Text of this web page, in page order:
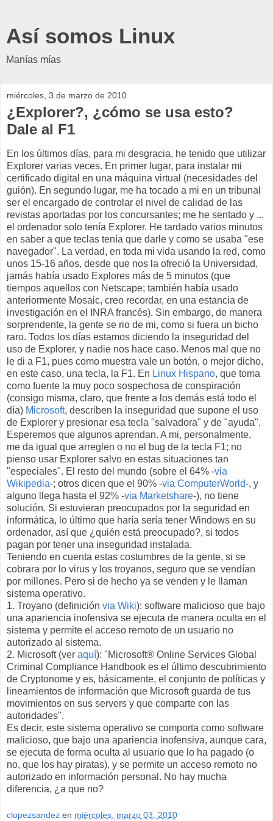
Así somos Linux
Manías mías
miércoles, 3 de marzo de 2010
¿Explorer?, ¿cómo se usa esto?
Dale al F1
En los últimos días, para mi desgracia, he tenido que utilizar
Explorer varias veces. En primer lugar, para instalar mi
certificado digital en una máquina virtual (necesidades del
guión). En segundo lugar, me ha tocado a mi en un tribunal
ser el encargado de controlar el nivel de calidad de las
revistas aportadas por los concursantes; me he sentado y ...
el ordenador solo tenía Explorer. He tardado varios minutos
en saber a que teclas tenía que darle y como se usaba "ese
navegador". La verdad, en toda mi vida usando la red, como
unos 15-16 años, desde que nos la ofreció la Universidad,
jamás había usado Explores más de 5 minutos (que
tiempos aquellos con Netscape; también había usado
anteriormente Mosaic, creo recordar, en una estancia de
investigación en el INRA francés). Sin embargo, de manera
sorprendente, la gente se rio de mi, como si fuera un bicho
raro. Todos los días estamos diciendo la inseguridad del
uso de Explorer, y nadie nos hace caso. Menos mal que no
le di a F1, pues como muestra vale un botón, o mejor dicho,
en este caso, una tecla, la F1. En Linux Hispano, que toma
como fuente la muy poco sospechosa de conspiración
(consigo misma, claro, que frente a los demás está todo el
día) Microsoft, describen la inseguridad que supone el uso
de Explorer y presionar esa tecla "salvadora" y de "ayuda".
Esperemos que algunos aprendan. A mi, personalmente,
me da igual que arreglen o no el bug de la tecla F1; no
pienso usar Explorer salvo en estas situaciones tan
"especiales". El resto del mundo (sobre el 64% -via
Wikipedia-; otros dicen que el 90% -via ComputerWorld-, y
alguno llega hasta el 92% -via Marketshare-), no tiene
solución. Si estuvieran preocupados por la seguridad en
informática, lo último que haría sería tener Windows en su
ordenador, así que ¿quién está preocupado?, si todos
pagan por tener una inseguridad instalada.
Teniendo en cuenta estas costumbres de la gente, si se
cobrara por lo virus y los troyanos, seguro que se vendían
por millones. Pero si de hecho ya se venden y le llaman
sistema operativo.
1. Troyano (definición via Wiki): software malicioso que bajo
una apariencia inofensiva se ejecuta de manera oculta en el
sistema y permite el acceso remoto de un usuario no
autorizado al sistema.
2. Microsoft (ver aquí): "Microsoft® Online Services Global
Criminal Compliance Handbook es el último descubrimiento
de Cryptonome y es, básicamente, el conjunto de políticas y
lineamientos de información que Microsoft guarda de tus
movimientos en sus servers y que comparte con las
autoridades".
Es decir, este sistema operativo se comporta como software
malicioso, que bajo una apariencia inofensiva, aunque cara,
se ejecuta de forma oculta al usuario que lo ha pagado (o
no, que los hay piratas), y se permite un acceso remoto no
autorizado en información personal. No hay mucha
diferencia, ¿a que no?
clopezsandez en miércoles, marzo 03, 2010